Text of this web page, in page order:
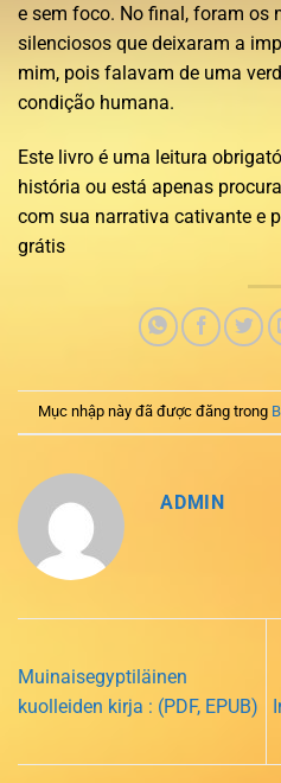
e sem foco. No final, foram os
silenciosos que deixaram a
mim, pois falavam de uma
condição humana.
Este livro é uma leitura
história ou está apenas
com sua narrativa cativante e
grátis
Mục nhập này đã được đăng trong
ADMIN
Muinaisegyptiläinen
kuolleiden kirja : (PDF, EPUB)